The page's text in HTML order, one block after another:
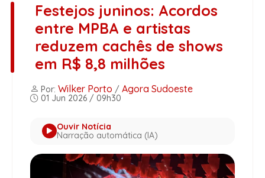
Festejos juninos: Acordos
entre MPBA e artistas
reduzem cachês de shows
em R$ 8,8 milhões
Por: Wilker Porto / Agora Sudoeste
01 Jun 2026 / 09h30
Ouvir Notícia
Narração automática (IA)